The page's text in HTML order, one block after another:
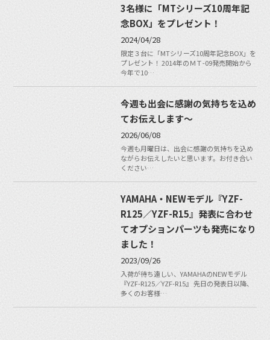
3名様に「MTシリーズ10周年記
念BOX」をプレゼント！
2024/04/28
限定３台に「MTシリーズ10周年記念BOX」を
プレゼント！ 2014年のＭＴ-09発売開始から
今年で10…
今週も出会に感謝の気持ちを込め
てお伝えします〜
2026/06/08
今週も月曜日は、出会に感謝の気持ちを込め
ながらお伝えしたいと思います。お付き合い
ください…
YAMAHA・NEWモデル『YZF-
R125／YZF-R15』発表に合わせ
てオプションパーツも発売になり
ました！
2023/09/26
入荷が待ち遠しい、YAMAHAのNEWモデル
『YZF-R125／YZF-R15』 先日の発表日以降、
多くのお客様…